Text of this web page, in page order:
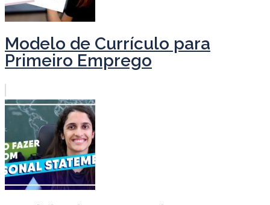
Modelo de Currículo para
Primeiro Emprego